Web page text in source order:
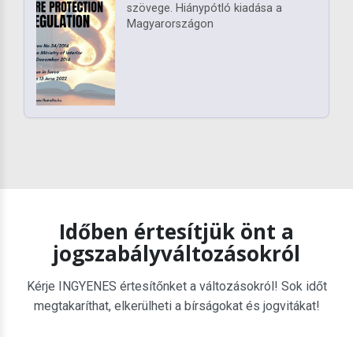
szövege. Hiánypótló kiadása a
Magyarországon
Időben értesítjük önt a
jogszabályváltozásokról
Kérje INGYENES értesítőnket a változásokról! Sok időt
megtakaríthat, elkerülheti a bírságokat és jogvitákat!